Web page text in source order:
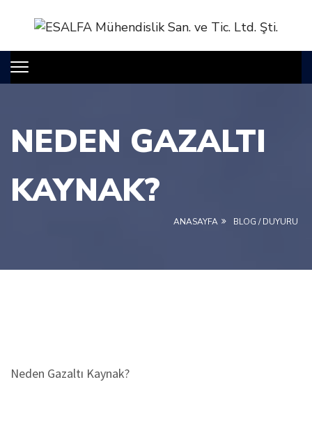
NEDEN GAZALTI
KAYNAK?
BLOG / DUYURU
ANASAYFA
Neden Gazaltı Kaynak?